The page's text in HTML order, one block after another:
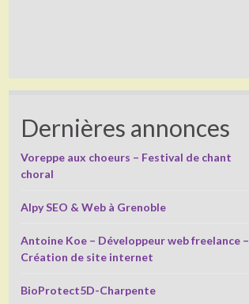
Dernières annonces
Voreppe aux choeurs – Festival de chant
choral
Alpy SEO & Web à Grenoble
Antoine Koe – Développeur web freelance –
Création de site internet
BioProtect5D-Charpente